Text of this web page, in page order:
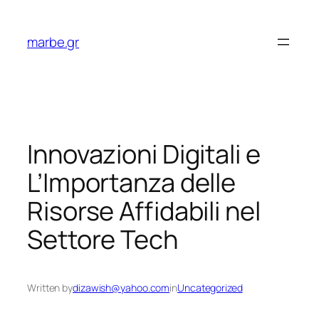
content
marbe.gr
Innovazioni Digitali e
L’Importanza delle
Risorse Affidabili nel
Settore Tech
Written bydizawish@yahoo.cominUncategorized